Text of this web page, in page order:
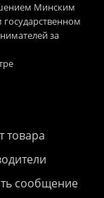
Минским
за
товара
сообщение